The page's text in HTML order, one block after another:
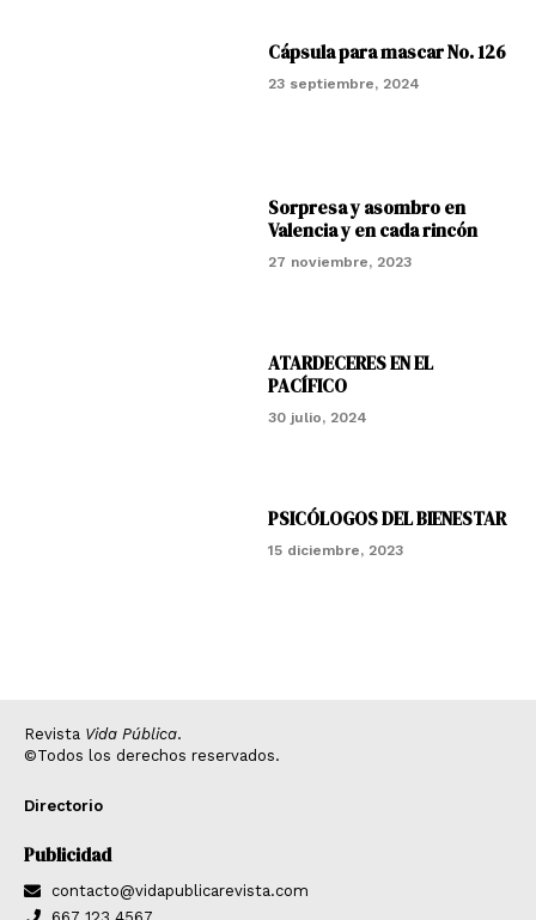
Cápsula para mascar No. 126
23 septiembre, 2024
Sorpresa y asombro en
Valencia y en cada rincón
27 noviembre, 2023
ATARDECERES EN EL
PACÍFICO
30 julio, 2024
PSICÓLOGOS DEL BIENESTAR
15 diciembre, 2023
Revista Vida Pública.
©Todos los derechos reservados.
Directorio
Publicidad
contacto@vidapublicarevista.com